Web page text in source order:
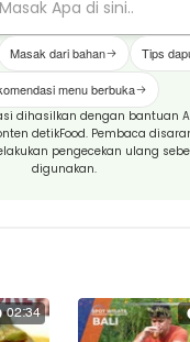
Masak dari bahan Tips
menu berbuka
dihasilkan dengan bantuan
detikFood. Pembaca
pengecekan ulang
digunakan.
02:34